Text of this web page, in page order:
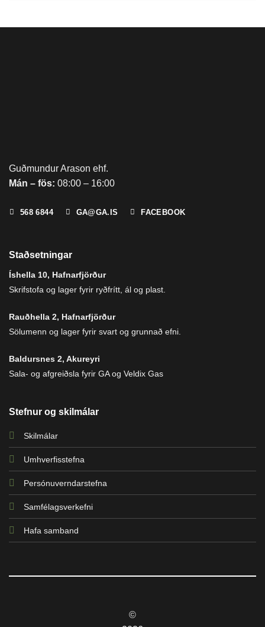
Guðmundur Arason ehf.
Mán – fös: 08:00 – 16:00
568 6844 GA@GA.IS FACEBOOK
Staðsetningar
Íshella 10, Hafnarfjörður
Skrifstofa og lager fyrir ryðfrítt, ál og plast.
Rauðhella 2, Hafnarfjörður
Sölumenn og lager fyrir svart og grunnað efni.
Baldursnes 2, Akureyri
Sala- og afgreiðsla fyrir GA og Veldix Gas
Stefnur og skilmálar
Skilmálar
Umhverfisstefna
Persónuverndarstefna
Samfélagsverkefni
Hafa samband
©